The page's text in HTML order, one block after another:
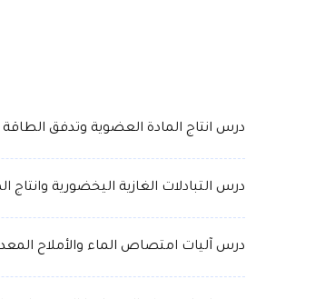
درس انتاج المادة العضوية وتدفق الطاقة
درس التبادلات الغازية اليخضورية وانتاج
درس آليات امتصاص الماء والأملاح